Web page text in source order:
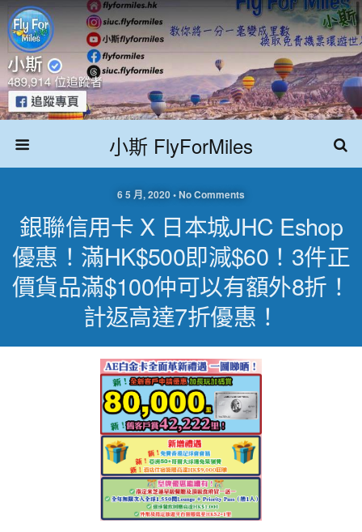
小斯 FlyForMiles
6 5 月, 2020 • No Comments
銀聯信用卡 X 日本城JHC Eshop
優惠！滿HK$500即減$60！3件正
價貨品滿$100仲可以有額外8折！
計返高達7折優惠！